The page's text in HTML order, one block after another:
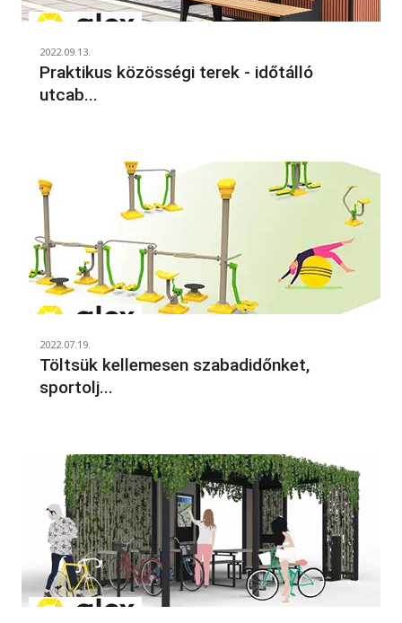
2022.09.13.
Praktikus közösségi terek - időtálló
utcab...
2022.07.19.
Töltsük kellemesen szabadidőnket,
sportolj...